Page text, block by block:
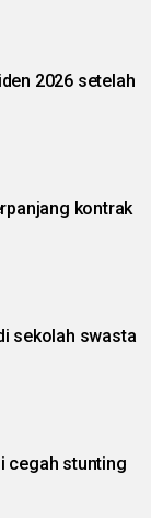
2026 setelah
sekolah swasta
cegah stunting